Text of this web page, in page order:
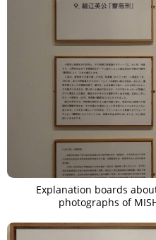
Explanation boards
photographs of